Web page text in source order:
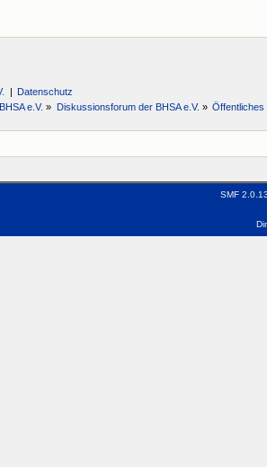
Datenschutz
e.V. » Diskussionsforum der BHSA e.V. » Öffentliches
SMF